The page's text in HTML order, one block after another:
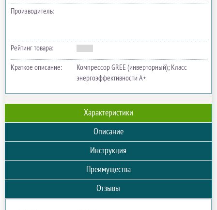
Производитель:
Рейтинг товара:
Краткое описание:
Компрессор GREE (инверторный); Класс
энергоэффективности А+
Характеристики
Описание
Инструкция
Преимущества
Отзывы